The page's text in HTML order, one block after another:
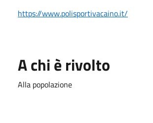
https://www.polisportivacaino.it/
A chi è rivolto
Alla popolazione